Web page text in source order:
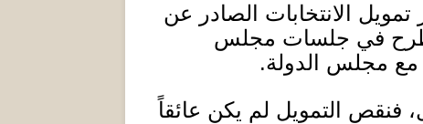
تمويل الانتخابات الصادر عن
يطرح في جلسات مجلس
مع مجلس الدولة.
فنقص التمويل لم يكن عائقاً